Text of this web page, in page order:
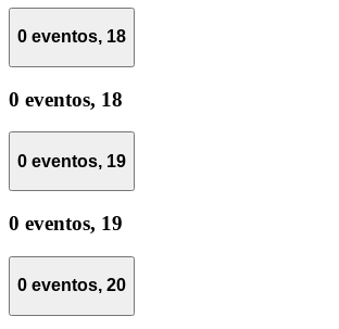
0 eventos, 18
0 eventos, 18
0 eventos, 19
0 eventos, 19
0 eventos, 20